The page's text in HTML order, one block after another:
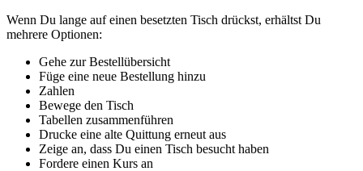
Wenn Du lange auf einen besetzten Tisch drückst, erhältst Du
mehrere Optionen:
Gehe zur Bestellübersicht
Füge eine neue Bestellung hinzu
Zahlen
Bewege den Tisch
Tabellen zusammenführen
Drucke eine alte Quittung erneut aus
Zeige an, dass Du einen Tisch besucht haben
Fordere einen Kurs an